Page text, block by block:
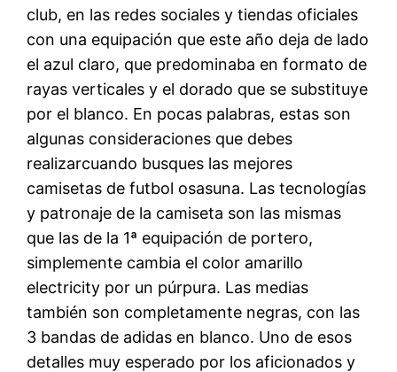
club, en las redes sociales y tiendas oficiales
con una equipación que este año deja de lado
el azul claro, que predominaba en formato de
rayas verticales y el dorado que se substituye
por el blanco. En pocas palabras, estas son
algunas consideraciones que debes
realizarcuando busques las mejores
camisetas de futbol osasuna. Las tecnologías
y patronaje de la camiseta son las mismas
que las de la 1ª equipación de portero,
simplemente cambia el color amarillo
electricity por un púrpura. Las medias
también son completamente negras, con las
3 bandas de adidas en blanco. Uno de esos
detalles muy esperado por los aficionados y